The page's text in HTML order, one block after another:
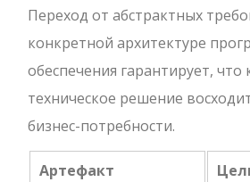
Переход от абстрактных
конкретной архитектуре
обеспечения гарантирует, что
техническое решение
бизнес-потребности.
Артефакт